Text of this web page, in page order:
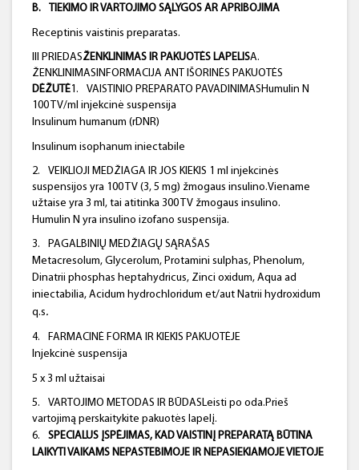
B. TIEKIMO IR VARTOJIMO SĄLYGOS AR APRIBOJIMA
Receptinis vaistinis preparatas.
III PRIEDASŽENKLINIMAS IR PAKUOTĖS LAPELISA.
ŽENKLINIMASINFORMACIJA ANT IŠORINĖS PAKUOTĖS
DĖŽUTĖ1.
VAISTINIO PREPARATO PAVADINIMASHumulin N
100 TV/ml injekcinė suspensija
Insulinum humanum (rDNR)
Insulinum isophanum iniectabile
2.
VEIKLIOJI MEDŽIAGA IR JOS KIEKIS 1 ml injekcinės
suspensijos yra 100 TV (3, 5 mg) žmogaus insulino.Viename
užtaise yra 3 ml, tai atitinka 300 TV žmogaus insulino.
Humulin N yra insulino izofano suspensija.
3.
PAGALBINIŲ MEDŽIAGŲ SĄRAŠAS
Metacresolum, Glycerolum, Protamini sulphas, Phenolum,
Dinatrii phosphas heptahydricus, Zinci oxidum, Aqua ad
iniectabilia, Acidum hydrochloridum et/aut Natrii hydroxidum
q.s.
4.
FARMACINĖ FORMA IR KIEKIS PAKUOTĖJE
Injekcinė suspensija
5 x 3 ml užtaisai
5.
VARTOJIMO METODAS IR BŪDASLeisti po oda.Prieš
vartojimą perskaitykite pakuotės lapelį.
6.
SPECIALUS ĮSPĖJIMAS, KAD VAISTINĮ PREPARATĄ BŪTINA
LAIKYTI VAIKAMS NEPASTEBIMOJE IR NEPASIEKIAMOJE VIETOJE